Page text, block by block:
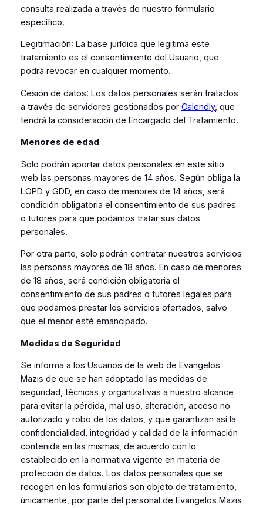
consulta realizada a través de nuestro formulario
específico.
Legitimación: La base jurídica que legitima este
tratamiento es el consentimiento del Usuario, que
podrá revocar en cualquier momento.
Cesión de datos: Los datos personales serán tratados
a través de servidores gestionados por Calendly, que
tendrá la consideración de Encargado del Tratamiento.
Menores de edad
Solo podrán aportar datos personales en este sitio
web las personas mayores de 14 años. Según obliga la
LOPD y GDD, en caso de menores de 14 años, será
condición obligatoria el consentimiento de sus padres
o tutores para que podamos tratar sus datos
personales.
Por otra parte, solo podrán contratar nuestros servicios
las personas mayores de 18 años. En caso de menores
de 18 años, será condición obligatoria el
consentimiento de sus padres o tutores legales para
que podamos prestar los servicios ofertados, salvo
que el menor esté emancipado.
Medidas de Seguridad
Se informa a los Usuarios de la web de Evangelos
Mazis de que se han adoptado las medidas de
seguridad, técnicas y organizativas a nuestro alcance
para evitar la pérdida, mal uso, alteración, acceso no
autorizado y robo de los datos, y que garantizan así la
confidencialidad, integridad y calidad de la información
contenida en las mismas, de acuerdo con lo
establecido en la normativa vigente en materia de
protección de datos. Los datos personales que se
recogen en los formularios son objeto de tratamiento,
únicamente, por parte del personal de Evangelos Mazis